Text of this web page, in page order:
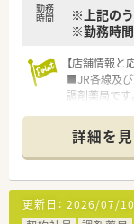
勤務
時間
※上記の
※勤務時間
【店舗情報と
■JR各線及
調剤薬局です。
れる環境が整
■処方箋応需
厚めの体制で
【勤務実態に
■1店舗あた
詳細を
更新日： 2026/07/10